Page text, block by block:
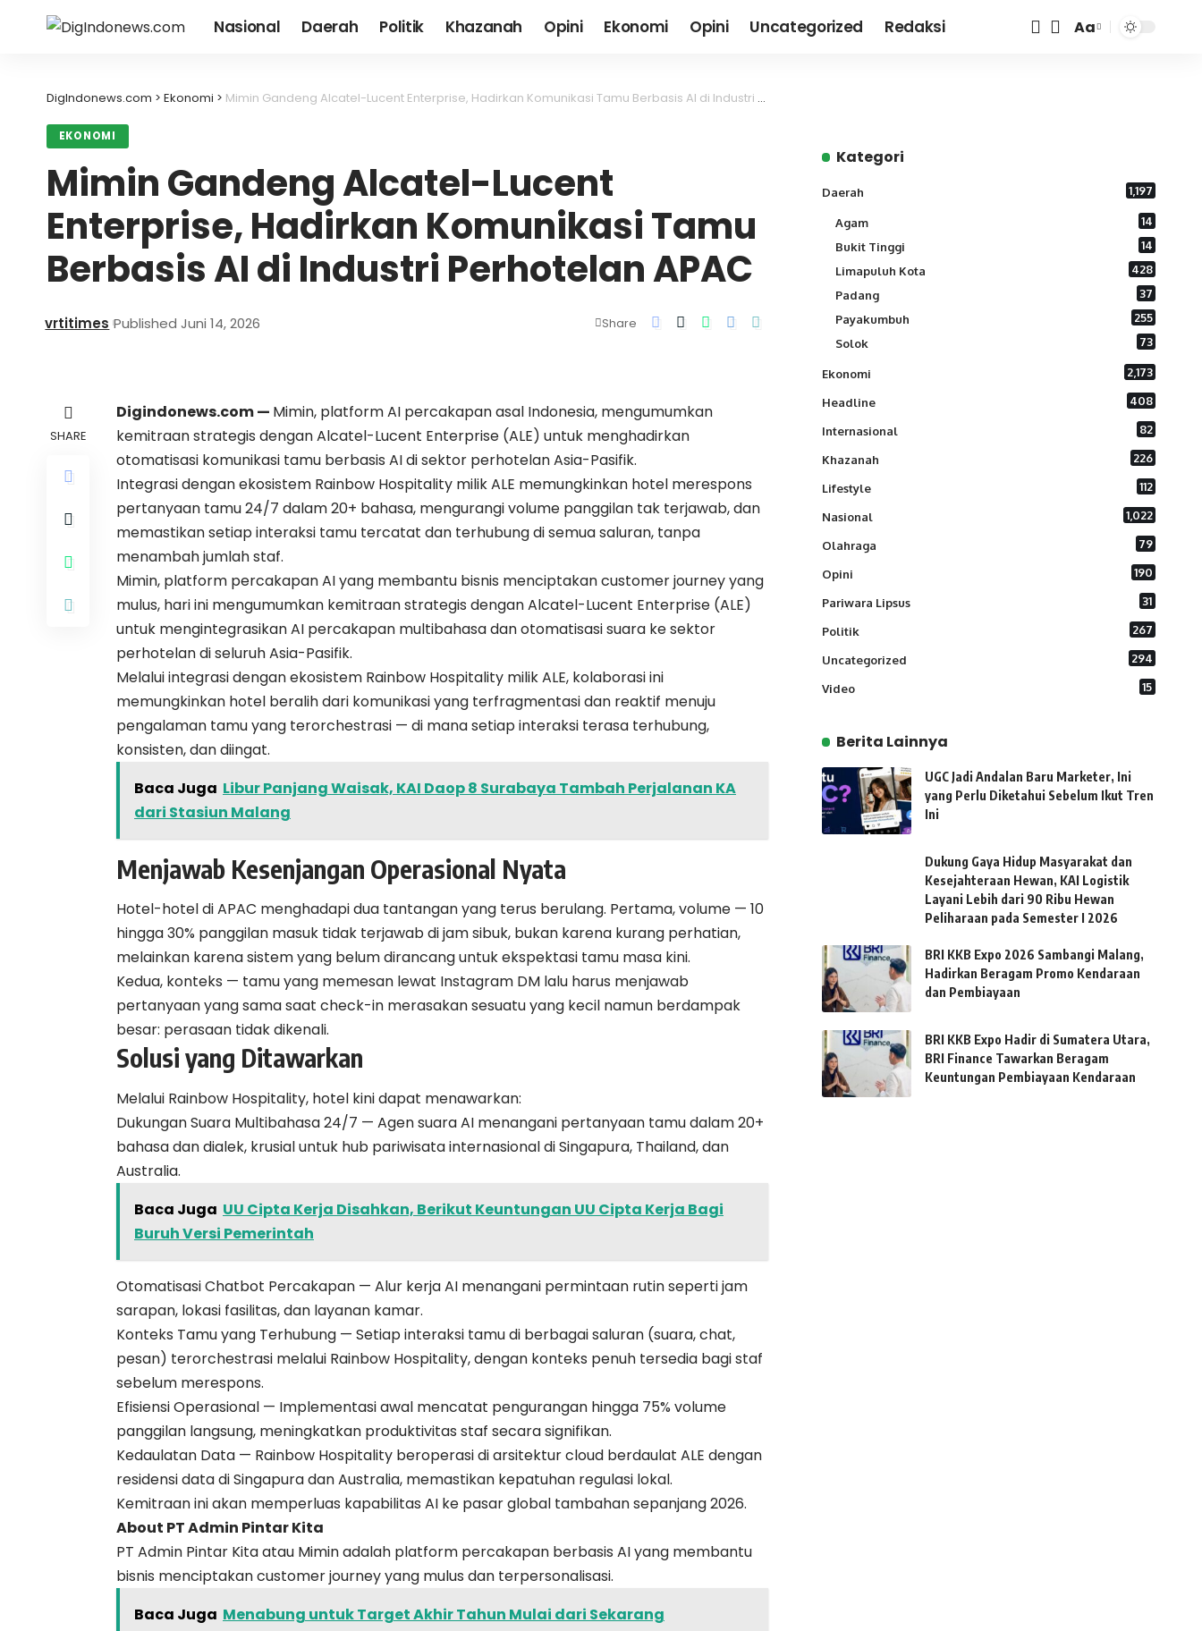
Nasional Daerah Politik Khazanah Opini Ekonomi Opini Uncategorized Redaksi
Font
Aa
DigIndonews.com > Ekonomi > Mimin Gandeng Alcatel-Lucent Enterprise, Hadirkan Komunikasi Tamu Berbasis AI di Industri Perhotelan APAC
EKONOMI
Mimin Gandeng Alcatel-Lucent
Enterprise, Hadirkan Komunikasi Tamu
Berbasis AI di Industri Perhotelan APAC
vrtitimes Published Juni 14, 2026 Share
SHARE
Digindonews.com — Mimin, platform AI percakapan asal Indonesia, mengumumkan
kemitraan strategis dengan Alcatel-Lucent Enterprise (ALE) untuk menghadirkan
otomatisasi komunikasi tamu berbasis AI di sektor perhotelan Asia-Pasifik.
Integrasi dengan ekosistem Rainbow Hospitality milik ALE memungkinkan hotel merespons
pertanyaan tamu 24/7 dalam 20+ bahasa, mengurangi volume panggilan tak terjawab, dan
memastikan setiap interaksi tamu tercatat dan terhubung di semua saluran, tanpa
menambah jumlah staf.
Mimin, platform percakapan AI yang membantu bisnis menciptakan customer journey yang
mulus, hari ini mengumumkan kemitraan strategis dengan Alcatel-Lucent Enterprise (ALE)
untuk mengintegrasikan AI percakapan multibahasa dan otomatisasi suara ke sektor
perhotelan di seluruh Asia-Pasifik.
Melalui integrasi dengan ekosistem Rainbow Hospitality milik ALE, kolaborasi ini
memungkinkan hotel beralih dari komunikasi yang terfragmentasi dan reaktif menuju
pengalaman tamu yang terorchestrasi — di mana setiap interaksi terasa terhubung,
konsisten, dan diingat.
Baca Juga Libur Panjang Waisak, KAI Daop 8 Surabaya Tambah Perjalanan KA
dari Stasiun Malang
Menjawab Kesenjangan Operasional Nyata
Hotel-hotel di APAC menghadapi dua tantangan yang terus berulang. Pertama, volume — 10
hingga 30% panggilan masuk tidak terjawab di jam sibuk, bukan karena kurang perhatian,
melainkan karena sistem yang belum dirancang untuk ekspektasi tamu masa kini.
Kedua, konteks — tamu yang memesan lewat Instagram DM lalu harus menjawab
pertanyaan yang sama saat check-in merasakan sesuatu yang kecil namun berdampak
besar: perasaan tidak dikenali.
Solusi yang Ditawarkan
Melalui Rainbow Hospitality, hotel kini dapat menawarkan:
Dukungan Suara Multibahasa 24/7 — Agen suara AI menangani pertanyaan tamu dalam 20+
bahasa dan dialek, krusial untuk hub pariwisata internasional di Singapura, Thailand, dan
Australia.
Baca Juga UU Cipta Kerja Disahkan, Berikut Keuntungan UU Cipta Kerja Bagi
Buruh Versi Pemerintah
Otomatisasi Chatbot Percakapan — Alur kerja AI menangani permintaan rutin seperti jam
sarapan, lokasi fasilitas, dan layanan kamar.
Konteks Tamu yang Terhubung — Setiap interaksi tamu di berbagai saluran (suara, chat,
pesan) terorchestrasi melalui Rainbow Hospitality, dengan konteks penuh tersedia bagi staf
sebelum merespons.
Efisiensi Operasional — Implementasi awal mencatat pengurangan hingga 75% volume
panggilan langsung, meningkatkan produktivitas staf secara signifikan.
Kedaulatan Data — Rainbow Hospitality beroperasi di arsitektur cloud berdaulat ALE dengan
residensi data di Singapura dan Australia, memastikan kepatuhan regulasi lokal.
Kemitraan ini akan memperluas kapabilitas AI ke pasar global tambahan sepanjang 2026.
About PT Admin Pintar Kita
PT Admin Pintar Kita atau Mimin adalah platform percakapan berbasis AI yang membantu
bisnis menciptakan customer journey yang mulus dan terpersonalisasi.
Baca Juga Menabung untuk Target Akhir Tahun Mulai dari Sekarang
Kategori
Daerah 1,197
Agam
14
Bukit Tinggi
14
Limapuluh Kota
428
Padang
37
Payakumbuh
255
Solok
73
Ekonomi 2,173
Headline 408
Internasional 82
Khazanah 226
Lifestyle 112
Nasional 1,022
Olahraga 79
Opini 190
Pariwara Lipsus 31
Politik 267
Uncategorized 294
Video 15
Berita Lainnya
UGC Jadi Andalan Baru Marketer, Ini
yang Perlu Diketahui Sebelum Ikut Tren
Ini
Dukung Gaya Hidup Masyarakat dan
Kesejahteraan Hewan, KAI Logistik
Layani Lebih dari 90 Ribu Hewan
Peliharaan pada Semester I 2026
BRI KKB Expo 2026 Sambangi Malang,
Hadirkan Beragam Promo Kendaraan
dan Pembiayaan
BRI KKB Expo Hadir di Sumatera Utara,
BRI Finance Tawarkan Beragam
Keuntungan Pembiayaan Kendaraan